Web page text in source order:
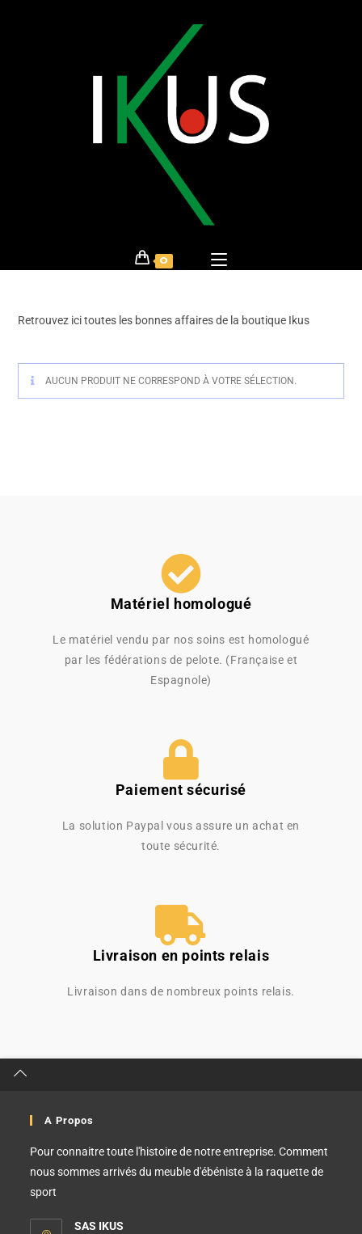
0
Retrouvez ici toutes les bonnes affaires de la boutique Ikus
AUCUN PRODUIT NE CORRESPOND À VOTRE SÉLECTION.
Matériel homologué
Le matériel vendu par nos soins est homologué
par les fédérations de pelote. (Française et
Espagnole)
Paiement sécurisé
La solution Paypal vous assure un achat en
toute sécurité.
Livraison en points relais
Livraison dans de nombreux points relais.
A Propos
Pour connaitre toute l'histoire de notre entreprise. Comment
nous sommes arrivés du meuble d'ébéniste à la raquette de
sport
SAS IKUS